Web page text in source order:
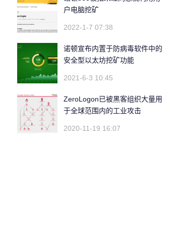
户电脑挖矿
2022-1-7 07:38
诺顿宣布内置于防病毒软件中的
安全型以太坊挖矿功能
2021-6-3 10:45
ZeroLogon已被黑客组织大量用
于全球范围内的工业攻击
2020-11-19 16:07